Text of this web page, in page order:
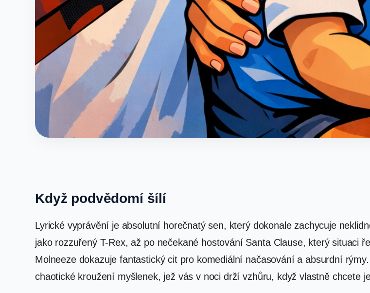
Když podvědomí šílí
Lyrické vyprávění je absolutní horečnatý sen, který dokonale zachycuje
jako rozzuřený T-Rex, až po nečekané hostování Santa Clause, který situaci
Molneeze dokazuje fantastický cit pro komediální načasování a absurdní
chaotické kroužení myšlenek, jež vás v noci drží vzhůru, když vlastně chcete